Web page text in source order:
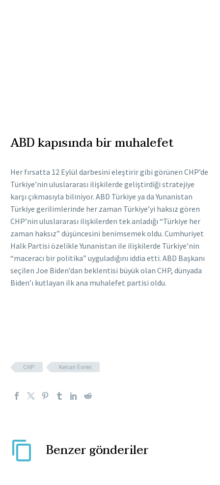
ABD kapısında bir muhalefet
Her fırsatta 12 Eylül darbesini eleştirir gibi görünen CHP’de
Türkiye’nin uluslararası ilişkilerde geliştirdiği stratejiye
karşı çıkmasıyla biliniyor. ABD Türkiye ya da Yunanistan
Türkiye gerilimlerinde her zaman Türkiye’yi haksız gören
CHP’nin uluslararası ilişkilerden tek anladığı “Türkiye her
zaman haksız” düşüncesini benimsemek oldu. Cumhuriyet
Halk Partisi özelikle Yunanistan ile ilişkilerde Türkiye’nin
“maceracı bir politika” uyguladığını iddia etti. ABD Başkanı
seçilen Joe Biden’dan beklentisi büyük olan CHP, dünyada
Biden’ı kutlayan ilk ana muhalefet partisi oldu.
CHP Kenan Evren
Benzer gönderiler